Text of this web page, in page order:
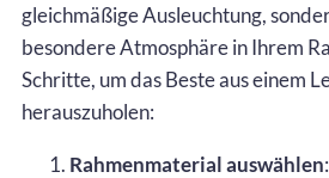
gleichmäßige Ausleuchtung,
besondere Atmosphäre in Ihrem
Schritte, um das Beste aus einem
herauszuholen:
Rahmenmaterial auswählen